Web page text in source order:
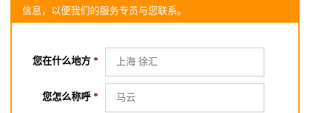
信息，以便我们的服务专员与您联系。
您在什么地方 *
您怎么称呼 *